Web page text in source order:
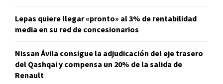
Lepas quiere llegar «pronto» al 3% de rentabilidad
media en su red de concesionarios
Nissan Ávila consigue la adjudicación del eje trasero
del Qashqai y compensa un 20% de la salida de
Renault